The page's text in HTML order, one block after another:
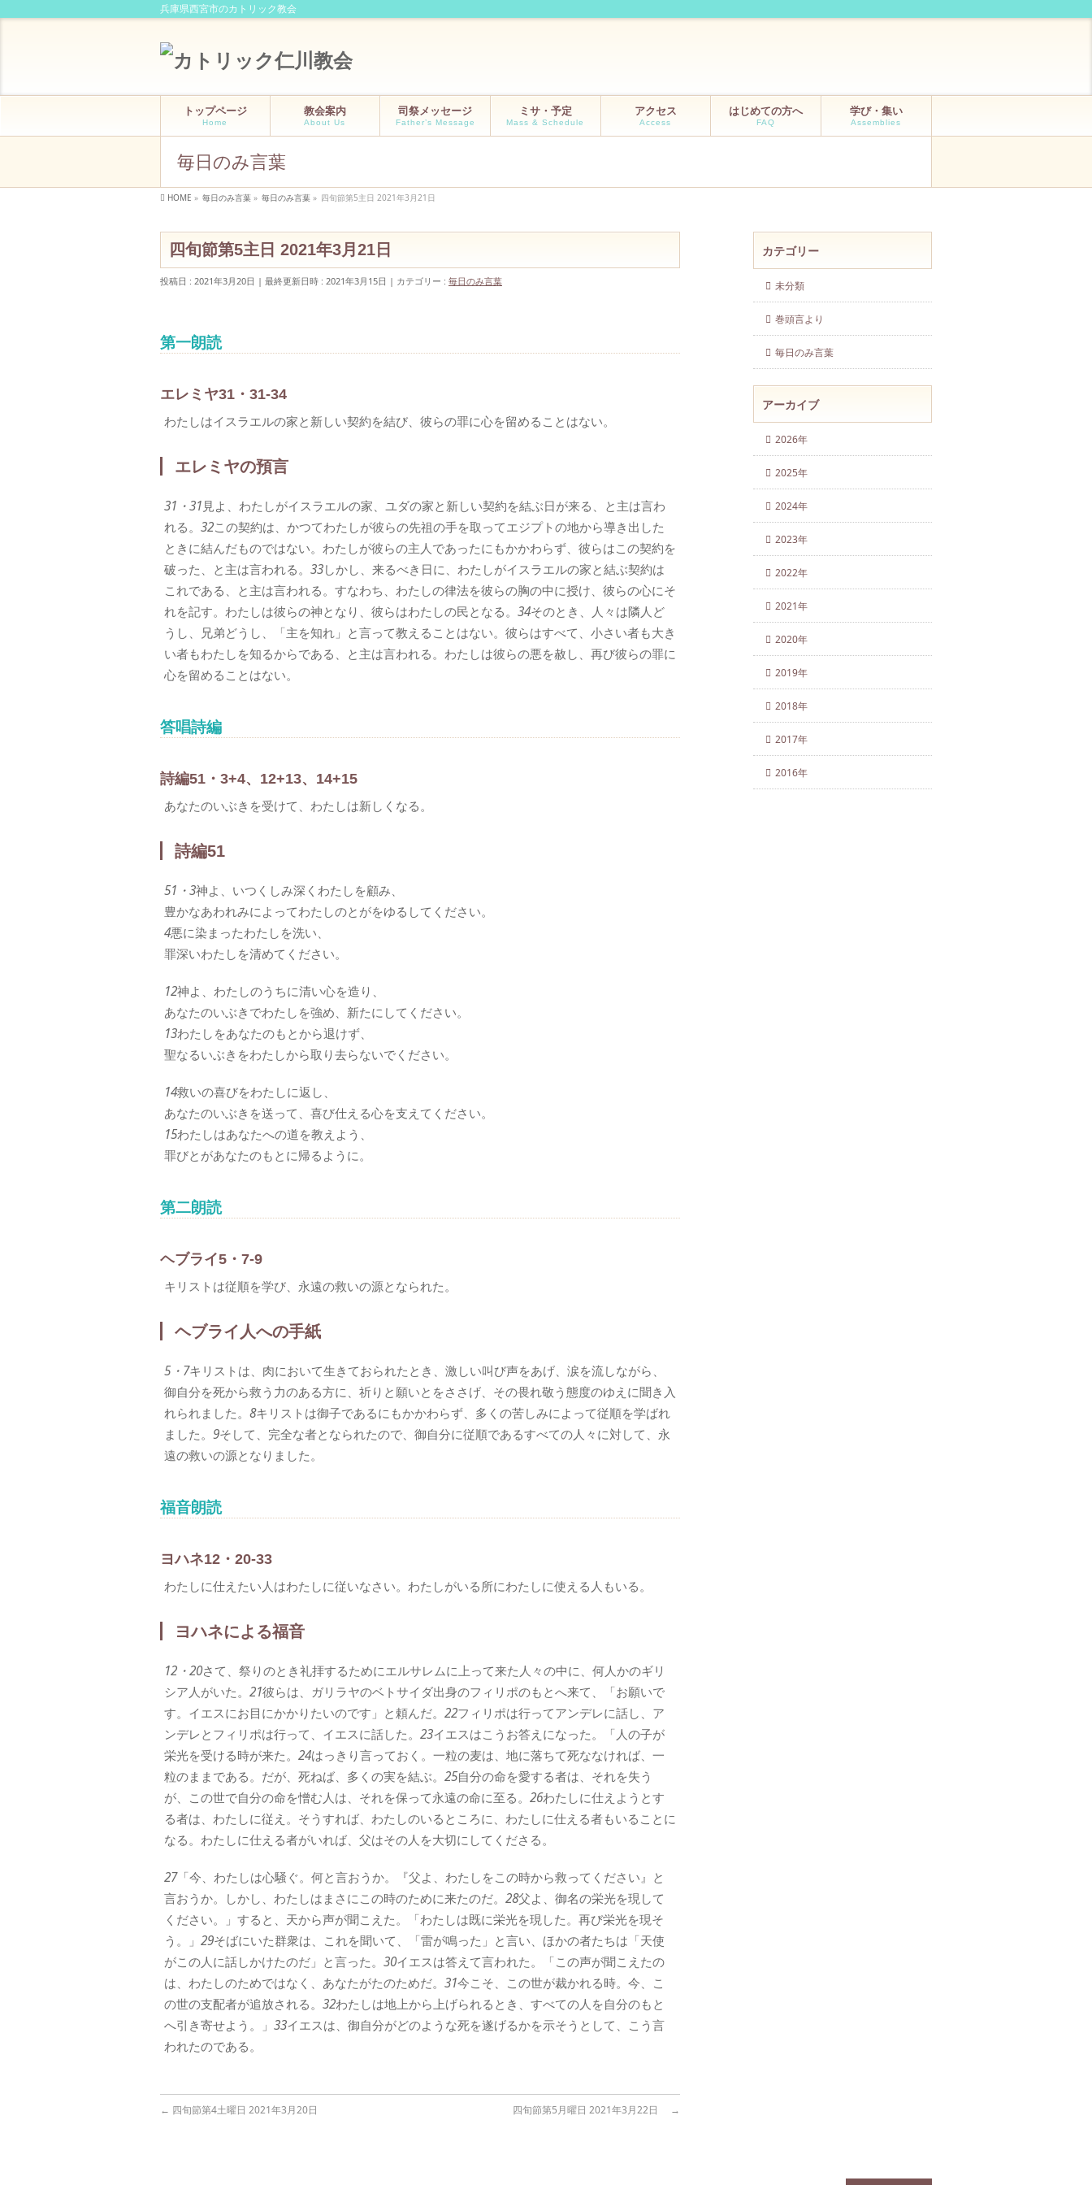
兵庫県西宮市のカトリック教会
トップページ
Home
教会案内
About Us
司祭メッセージ
Father’s Message
ミサ・予定
Mass & Schedule
アクセス
Access
はじめての方へ
FAQ
学び・集い
Assemblies
毎日のみ言葉
HOME » 毎日のみ言葉 » 毎日のみ言葉 » 四旬節第5主日 2021年3月21日
四旬節第5主日 2021年3月21日
投稿日 : 2021年3月20日 最終更新日時 : 2021年3月15日 カテゴリー : 毎日のみ言葉
第一朗読
エレミヤ31・31-34
わたしはイスラエルの家と新しい契約を結び、彼らの罪に心を留めることはない。
エレミヤの預言
31・31見よ、わたしがイスラエルの家、ユダの家と新しい契約を結ぶ日が来る、と主は言わ
れる。 32この契約は、かつてわたしが彼らの先祖の手を取ってエジプトの地から導き出した
ときに結んだものではない。わたしが彼らの主人であったにもかかわらず、彼らはこの契約を
破った、と主は言われる。 33しかし、来るべき日に、わたしがイスラエルの家と結ぶ契約は
これである、と主は言われる。すなわち、わたしの律法を彼らの胸の中に授け、彼らの心にそ
れを記す。わたしは彼らの神となり、彼らはわたしの民となる。 34そのとき、人々は隣人ど
うし、兄弟どうし、「主を知れ」と言って教えることはない。彼らはすべて、小さい者も大き
い者もわたしを知るからである、と主は言われる。わたしは彼らの悪を赦し、再び彼らの罪に
心を留めることはない。
答唱詩編
詩編51・3+4、12+13、14+15
あなたのいぶきを受けて、わたしは新しくなる。
詩編51
51・3神よ、いつくしみ深くわたしを顧み、
豊かなあわれみによってわたしのとがをゆるしてください。
4悪に染まったわたしを洗い、
罪深いわたしを清めてください。
12神よ、わたしのうちに清い心を造り、
あなたのいぶきでわたしを強め、新たにしてください。
13わたしをあなたのもとから退けず、
聖なるいぶきをわたしから取り去らないでください。
14救いの喜びをわたしに返し、
あなたのいぶきを送って、喜び仕える心を支えてください。
15わたしはあなたへの道を教えよう、
罪びとがあなたのもとに帰るように。
第二朗読
ヘブライ5・7-9
キリストは従順を学び、永遠の救いの源となられた。
ヘブライ人への手紙
5・7キリストは、肉において生きておられたとき、激しい叫び声をあげ、涙を流しながら、
御自分を死から救う力のある方に、祈りと願いとをささげ、その畏れ敬う態度のゆえに聞き入
れられました。 8キリストは御子であるにもかかわらず、多くの苦しみによって従順を学ばれ
ました。 9そして、完全な者となられたので、御自分に従順であるすべての人々に対して、永
遠の救いの源となりました。
福音朗読
ヨハネ12・20-33
わたしに仕えたい人はわたしに従いなさい。わたしがいる所にわたしに使える人もいる。
ヨハネによる福音
12・20さて、祭りのとき礼拝するためにエルサレムに上って来た人々の中に、何人かのギリ
シア人がいた。 21彼らは、ガリラヤのベトサイダ出身のフィリポのもとへ来て、「お願いで
す。イエスにお目にかかりたいのです」と頼んだ。 22フィリポは行ってアンデレに話し、ア
ンデレとフィリポは行って、イエスに話した。 23イエスはこうお答えになった。「人の子が
栄光を受ける時が来た。 24はっきり言っておく。一粒の麦は、地に落ちて死ななければ、一
粒のままである。だが、死ねば、多くの実を結ぶ。 25自分の命を愛する者は、それを失う
が、この世で自分の命を憎む人は、それを保って永遠の命に至る。 26わたしに仕えようとす
る者は、わたしに従え。そうすれば、わたしのいるところに、わたしに仕える者もいることに
なる。わたしに仕える者がいれば、父はその人を大切にしてくださる。
27「今、わたしは心騒ぐ。何と言おうか。『父よ、わたしをこの時から救ってください』と
言おうか。しかし、わたしはまさにこの時のために来たのだ。 28父よ、御名の栄光を現して
ください。」すると、天から声が聞こえた。「わたしは既に栄光を現した。再び栄光を現そ
う。」 29そばにいた群衆は、これを聞いて、「雷が鳴った」と言い、ほかの者たちは「天使
がこの人に話しかけたのだ」と言った。 30イエスは答えて言われた。「この声が聞こえたの
は、わたしのためではなく、あなたがたのためだ。 31今こそ、この世が裁かれる時。今、こ
の世の支配者が追放される。 32わたしは地上から上げられるとき、すべての人を自分のもと
へ引き寄せよう。」 33イエスは、御自分がどのような死を遂げるかを示そうとして、こう言
われたのである。
← 四旬節第4土曜日 2021年3月20日 四旬節第5月曜日 2021年3月22日 →
カテゴリー
未分類
巻頭言より
毎日のみ言葉
アーカイブ
2026年
2025年
2024年
2023年
2022年
2021年
2020年
2019年
2018年
2017年
2016年